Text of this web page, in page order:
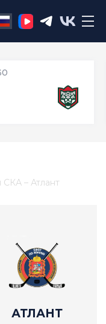
СКА – Атлант
АТЛАНТ